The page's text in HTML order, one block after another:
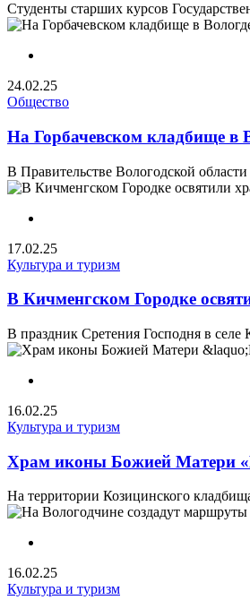
Студенты старших курсов
24.02.25
Общество
На Горбачевском кладбище в
В Правительстве Вологодской
17.02.25
Культура и туризм
В Кичменгском Городке
В праздник Сретения Господня в селе
16.02.25
Культура и туризм
Храм иконы Божией Матери
На территории Козицинского
16.02.25
Культура и туризм